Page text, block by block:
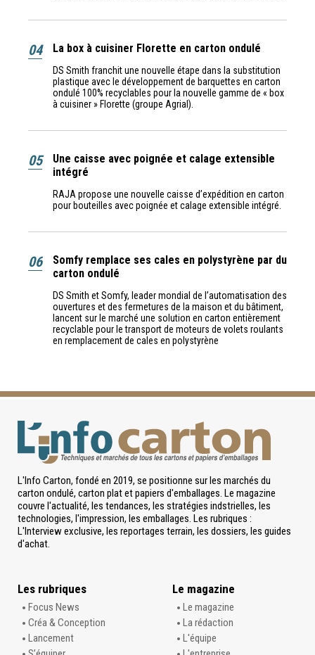
04 La box à cuisiner Florette en carton ondulé
DS Smith franchit une nouvelle étape dans la substitution
plastique avec le développement de barquettes en carton
ondulé 100% recyclables pour la nouvelle gamme de « box
à cuisiner » Florette (groupe Agrial).
05
Une caisse avec poignée et calage extensible
intégré
RAJA propose une nouvelle caisse d’expédition en carton
pour bouteilles avec poignée et calage extensible intégré.
06
Somfy remplace ses cales en polystyrène par du
carton ondulé
DS Smith et Somfy, leader mondial de l’automatisation des
ouvertures et des fermetures de la maison et du bâtiment,
lancent sur le marché une solution en carton entièrement
recyclable pour le transport de moteurs de volets roulants
en remplacement de cales en polystyrène
L'Info Carton, fondé en 2019, se positionne sur les marchés du
carton ondulé, carton plat et papiers d'emballages. Le magazine
couvre l'actualité, les tendances, les stratégies indstrielles, les
technologies, l'impression, les emballages. Les rubriques :
L'Interview exclusive, les reportages terrain, les dossiers, les guides
d'achat.
Les rubriques
Focus News
Créa & Conception
Lancement
Le magazine
Le magazine
La rédaction
L'équipe